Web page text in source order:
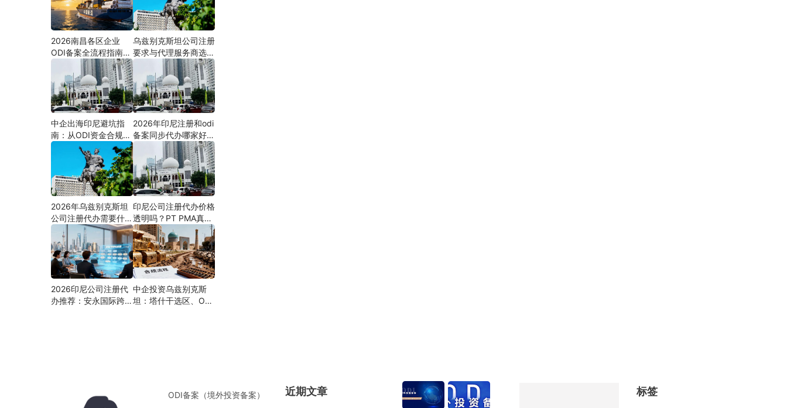
靠谱代办中介推荐）
成功案例与正规靠谱代
办中介推荐）
2026南昌各区企业
ODI备案全流程指南
（附材料清单及成功案
例与正规靠谱代办中介
推荐）
乌兹别克斯坦公司注册
要求与代理服务商选择
指南：本土实体和中乌
两地合规才是落地硬保
障｜安永国际跨境合规
圈
中企出海印尼避坑指
南：从ODI资金合规到
PMA公司设立，为什
么300+出海企业首选
安永国际跨境合规圈？
2026年印尼注册和odi
备案同步代办哪家好？
机构选择指南
2026年乌兹别克斯坦
公司注册代办需要什么
材料？最新清单、流程
与合规指南
印尼公司注册代办价格
透明吗？PT PMA真实
费用拆解与防坑指南
2026印尼公司注册代
办推荐：安永国际跨境
中企投资乌兹别克斯
坦：塔什干选区、ODI
ODI备案（境外投资备案）
近期文章 标签